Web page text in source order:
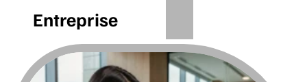
Entreprise